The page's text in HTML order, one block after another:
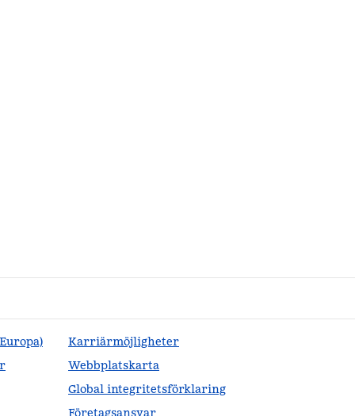
Karriärmöjligheter
Webbplatskarta
Global integritetsförklaring
Företagsansvar